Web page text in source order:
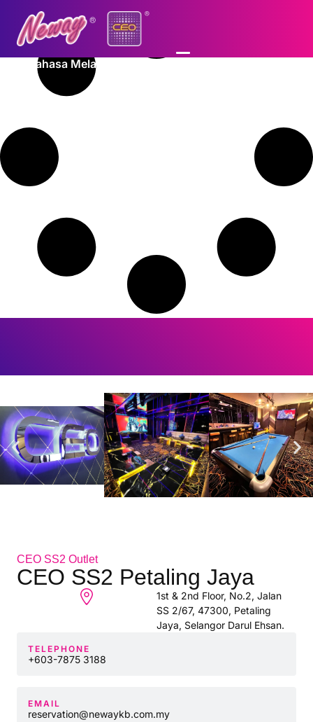
Bahasa Melayu
CEO SS2 Outlet
CEO SS2 Petaling Jaya
1st & 2nd Floor, No.2, Jalan
SS 2/67, 47300, Petaling
Jaya, Selangor Darul Ehsan.
TELEPHONE
+603-7875 3188
EMAIL
reservation@newaykb.com.my